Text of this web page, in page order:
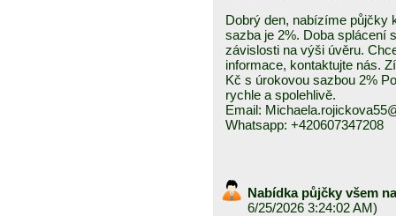
Dobrý den, nabízíme půjčky
sazba je 2%. Doba splácení
závislosti na výši úvěru.
informace, kontaktujte nás.
Kč s úrokovou sazbou 2%
rychle a spolehlivě.
Email:
Whatsapp: +420607347208
Nabídka půjčky všem
6/25/2026 3:24:02 AM)